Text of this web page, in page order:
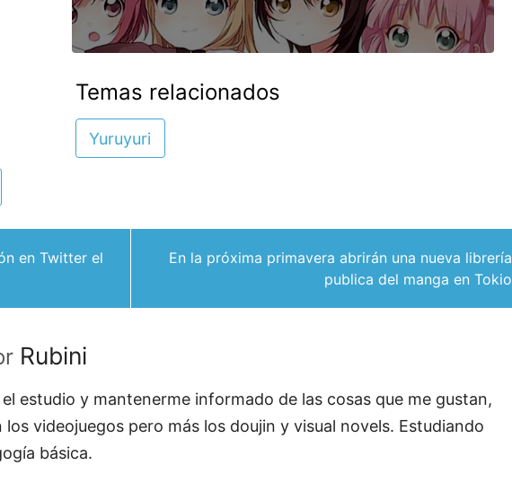
Temas relacionados
Yuruyuri
en Twitter el
En la próxima primavera abrirán una nueva librería
publica del manga en Tokio
Rubini
estudio y mantenerme informado de las cosas que me gustan,
videojuegos pero más los doujin y visual novels. Estudiando
básica.